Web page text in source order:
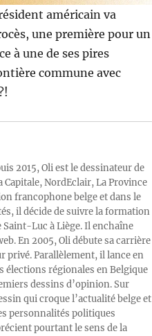
américain va
une première pour un
à une de ses pires
commune avec
2015, Oli est le dessinateur de
Capitale, NordEclair, La Province
francophone belge et dans le
il décide de suivre la formation
Luc à Liège. Il enchaîne
En 2005, Oli débute sa carrière
privé. Parallèlement, il lance en
élections régionales en Belgique
dessins d’opinion. Sur
qui croque l’actualité belge et
personnalités politiques
pourtant le sens de la